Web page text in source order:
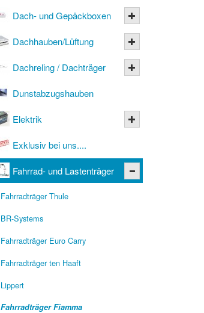
Dach- und Gepäckboxen
Dachhauben/Lüftung
Dachreling / Dachträger
Dunstabzugshauben
Elektrik
Exklusiv bei uns....
Fahrrad- und Lastenträger
Fahrradträger Thule
BR-Systems
Fahrradträger Euro Carry
Fahrradträger ten Haaft
Lippert
Fahrradträger Fiamma